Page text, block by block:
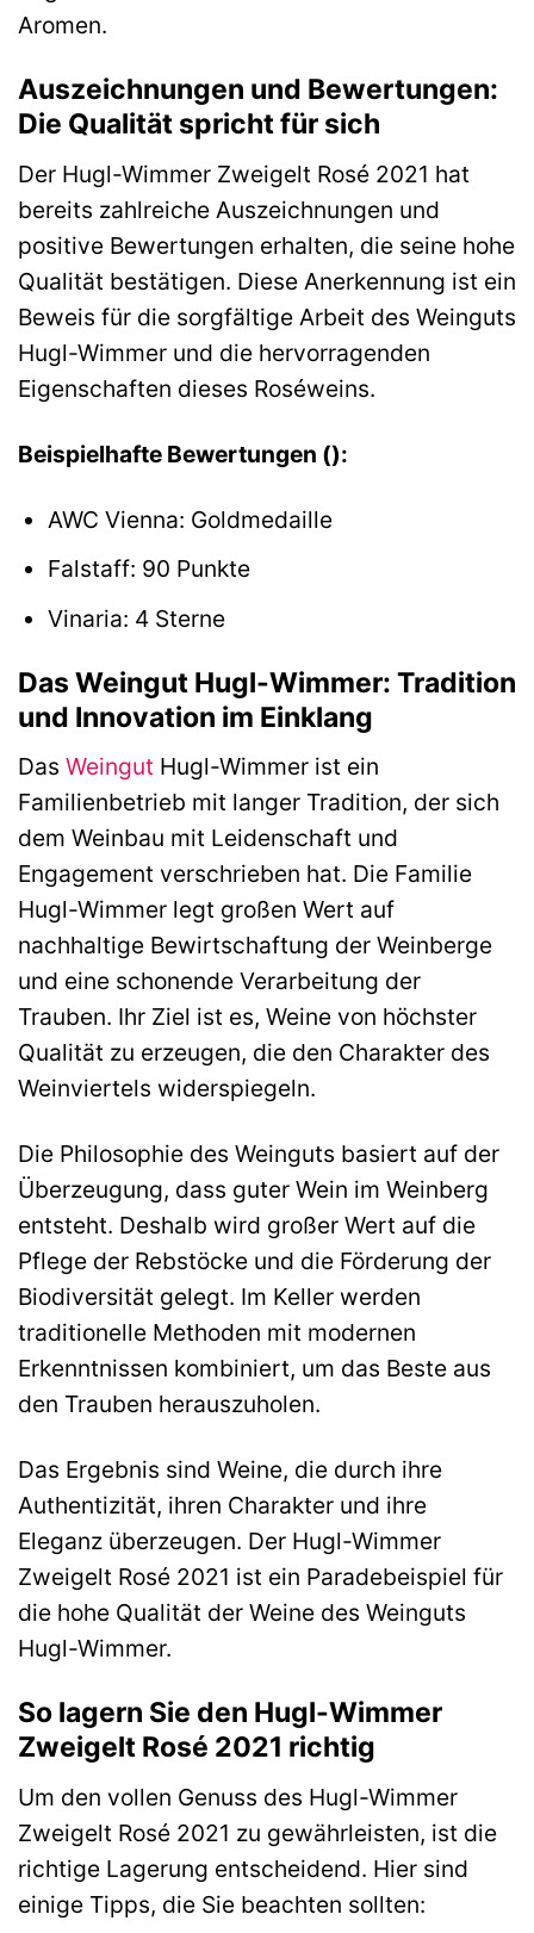
Aromen.
Auszeichnungen und Bewertungen:
Die Qualität spricht für sich
Der Hugl-Wimmer Zweigelt Rosé 2021 hat
bereits zahlreiche Auszeichnungen und
positive Bewertungen erhalten, die seine hohe
Qualität bestätigen. Diese Anerkennung ist ein
Beweis für die sorgfältige Arbeit des Weinguts
Hugl-Wimmer und die hervorragenden
Eigenschaften dieses Roséweins.
Beispielhafte Bewertungen ():
AWC Vienna: Goldmedaille
Falstaff: 90 Punkte
Vinaria: 4 Sterne
Das Weingut Hugl-Wimmer: Tradition
und Innovation im Einklang
Das Weingut Hugl-Wimmer ist ein
Familienbetrieb mit langer Tradition, der sich
dem Weinbau mit Leidenschaft und
Engagement verschrieben hat. Die Familie
Hugl-Wimmer legt großen Wert auf
nachhaltige Bewirtschaftung der Weinberge
und eine schonende Verarbeitung der
Trauben. Ihr Ziel ist es, Weine von höchster
Qualität zu erzeugen, die den Charakter des
Weinviertels widerspiegeln.
Die Philosophie des Weinguts basiert auf der
Überzeugung, dass guter Wein im Weinberg
entsteht. Deshalb wird großer Wert auf die
Pflege der Rebstöcke und die Förderung der
Biodiversität gelegt. Im Keller werden
traditionelle Methoden mit modernen
Erkenntnissen kombiniert, um das Beste aus
den Trauben herauszuholen.
Das Ergebnis sind Weine, die durch ihre
Authentizität, ihren Charakter und ihre
Eleganz überzeugen. Der Hugl-Wimmer
Zweigelt Rosé 2021 ist ein Paradebeispiel für
die hohe Qualität der Weine des Weinguts
Hugl-Wimmer.
So lagern Sie den Hugl-Wimmer
Zweigelt Rosé 2021 richtig
Um den vollen Genuss des Hugl-Wimmer
Zweigelt Rosé 2021 zu gewährleisten, ist die
richtige Lagerung entscheidend. Hier sind
einige Tipps, die Sie beachten sollten: